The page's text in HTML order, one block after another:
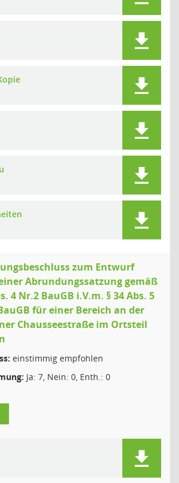
zum Entwurf
Abrundungssatzung gemäß
4 Nr.2 BauGB i.V.m. § 34 Abs. 5
für einer Bereich an der
Chausseestraße im Ortsteil
einstimmig empfohlen
Ja: 7, Nein: 0, Enth.: 0